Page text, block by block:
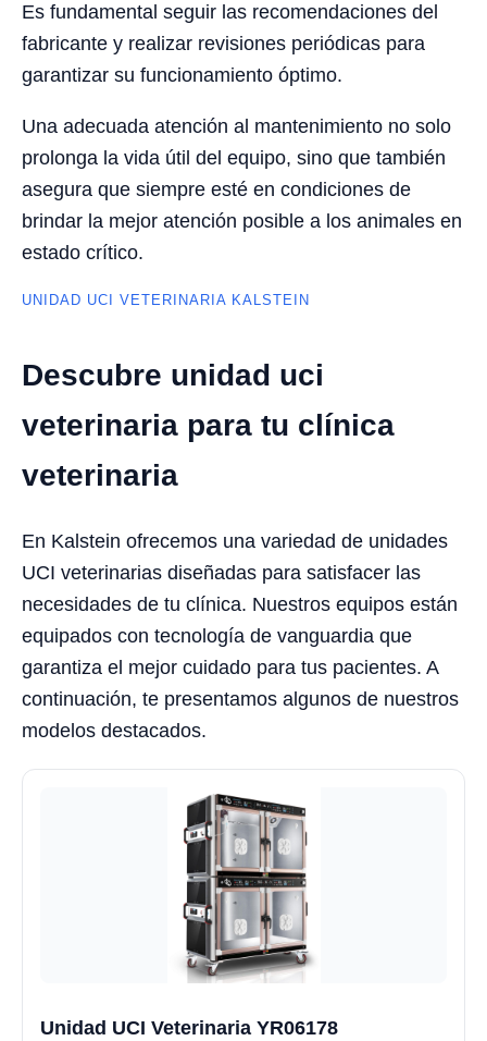
Es fundamental seguir las recomendaciones del
fabricante y realizar revisiones periódicas para
garantizar su funcionamiento óptimo.
Una adecuada atención al mantenimiento no solo
prolonga la vida útil del equipo, sino que también
asegura que siempre esté en condiciones de
brindar la mejor atención posible a los animales en
estado crítico.
UNIDAD UCI VETERINARIA KALSTEIN
Descubre unidad uci
veterinaria para tu clínica
veterinaria
En Kalstein ofrecemos una variedad de unidades
UCI veterinarias diseñadas para satisfacer las
necesidades de tu clínica. Nuestros equipos están
equipados con tecnología de vanguardia que
garantiza el mejor cuidado para tus pacientes. A
continuación, te presentamos algunos de nuestros
modelos destacados.
Unidad UCI Veterinaria YR06178